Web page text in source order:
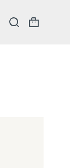
Carrello